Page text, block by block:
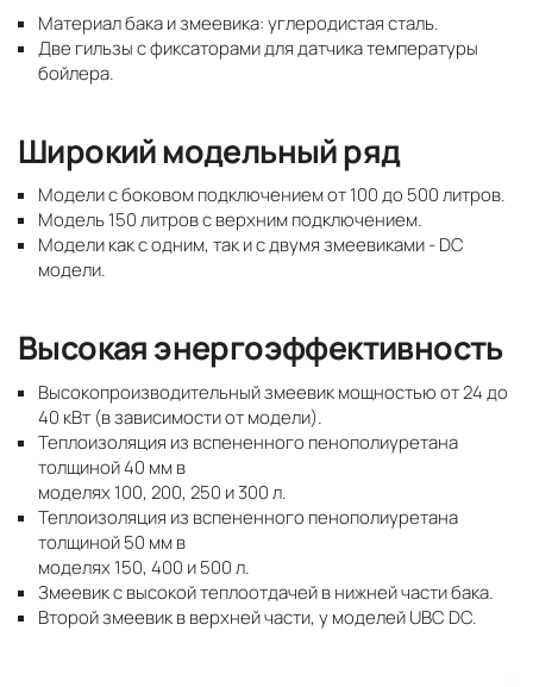
Материал бака и змеевика: углеродистая сталь.
Две гильзы с фиксаторами для датчика температуры
бойлера.
Широкий модельный ряд
Модели с боковом подключением от 100 до 500 литров.
Модель 150 литров с верхним подключением.
Модели как с одним, так и с двумя змеевиками - DC
модели.
Высокая энергоэффективность
Высокопроизводительный змеевик мощностью от 24 до
40 кВт (в зависимости от модели).
Теплоизоляция из вспененного пенополиуретана
толщиной 40 мм в
моделях 100, 200, 250 и 300 л.
Теплоизоляция из вспененного пенополиуретана
толщиной 50 мм в
моделях 150, 400 и 500 л.
Змеевик с высокой теплоотдачей в нижней части бака.
Второй змеевик в верхней части, у моделей UBC DC.